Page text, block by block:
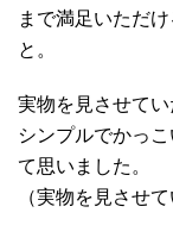
まで満足いただ
と。
実物を見させて
シンプルでかっ
て思いました。
（実物を見させ